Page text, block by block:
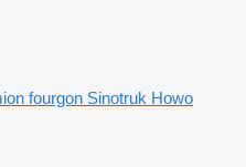
fourgon Sinotruk Howo